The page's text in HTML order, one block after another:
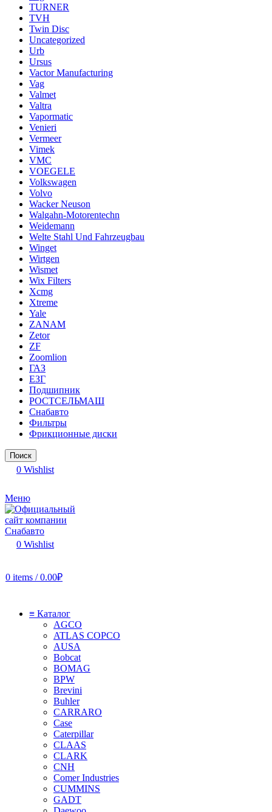
TURNER
TVH
Twin Disc
Uncategorized
Urb
Ursus
Vactor Manufacturing
Vag
Valmet
Valtra
Vapormatic
Venieri
Vermeer
Vimek
VMC
VOEGELE
Volkswagen
Volvo
Wacker Neuson
Walgahn-Motorentechn
Weidemann
Welte Stahl Und Fahrzeugbau
Winget
Wirtgen
Wismet
Wix Filters
Xcmg
Xtreme
Yale
ZANAM
Zetor
ZF
Zoomlion
ГАЗ
ЕЗГ
Подшипник
РОСТСЕЛЬМАШ
Снабавто
Фильтры
Фрикционные диски
Поиск
0 Wishlist
Меню
0 Wishlist
0 items / 0.00₽
≡ Каталог
AGCO
ATLAS COPCO
AUSA
Bobcat
BOMAG
BPW
Brevini
Buhler
CARRARO
Case
Caterpillar
CLAAS
CLARK
CNH
Comer Industries
CUMMINS
GADT